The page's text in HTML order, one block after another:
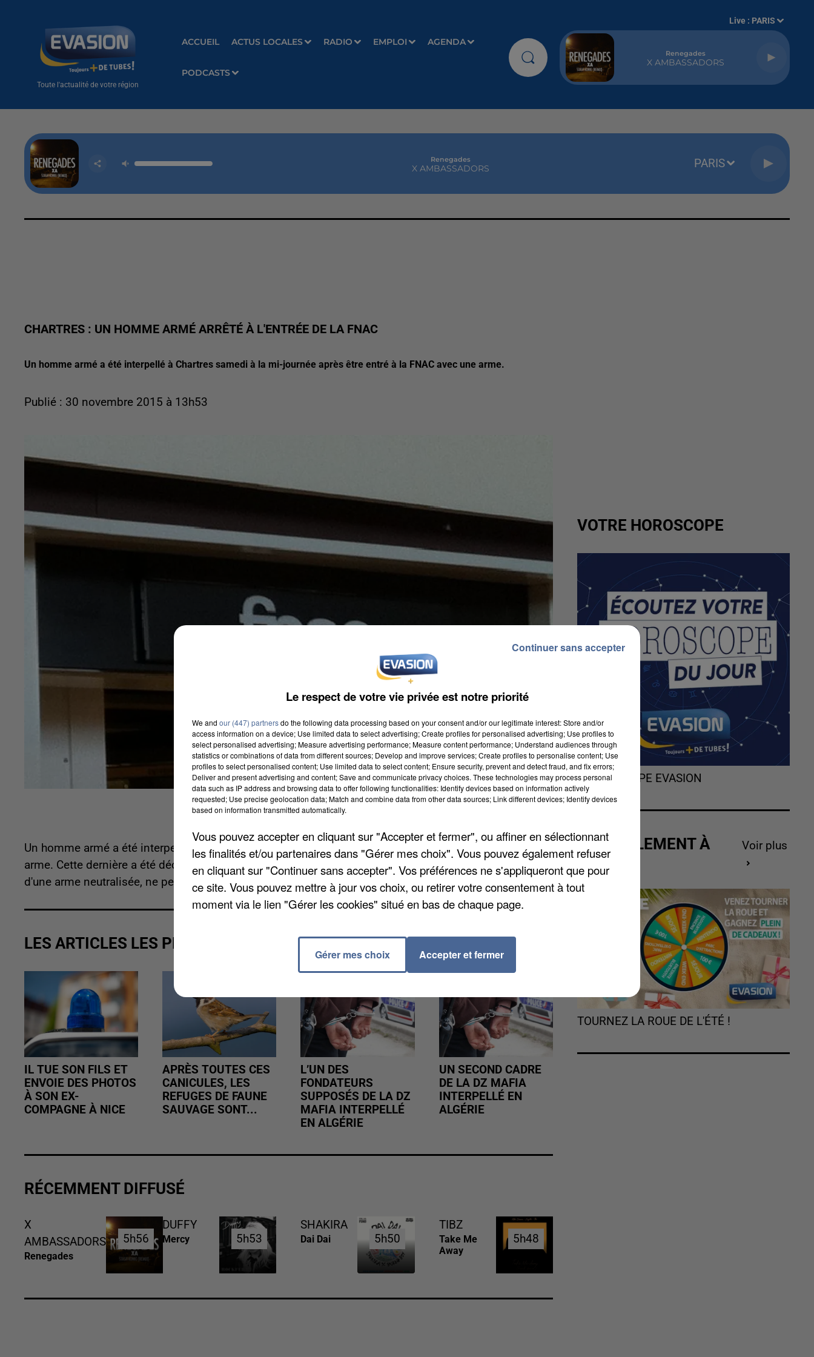
Toute l'actualité de votre région
ACCUEIL ACTUS LOCALES RADIO EMPLOI AGENDA
PODCASTS
Live : PARIS
Renegades
X AMBASSADORS
Renegades
X AMBASSADORS PARIS
CHARTRES : UN HOMME ARMÉ ARRÊTÉ À L'ENTRÉE DE LA FNAC
Un homme armé a été interpellé à Chartres samedi à la mi-journée après être entré à la FNAC avec une arme.
Publié : 30 novembre 2015 à 13h53
Un homme armé a été interpellé à Chartres samedi à la mi-journée après être entré à la FNAC avec une
arme. Cette dernière a été découverte lors d'une palpation par un agent de sécurité. Il s'agissait en fait
d'une arme neutralisée, ne permettant que de tirer des balles à blanc.
LES ARTICLES LES PLUS VUS
IL TUE SON FILS ET
ENVOIE DES PHOTOS
À SON EX-
COMPAGNE À NICE
APRÈS TOUTES CES
CANICULES, LES
REFUGES DE FAUNE
SAUVAGE SONT...
L’UN DES
FONDATEURS
SUPPOSÉS DE LA DZ
MAFIA INTERPELLÉ
EN ALGÉRIE
UN SECOND CADRE
DE LA DZ MAFIA
INTERPELLÉ EN
ALGÉRIE
RÉCEMMENT DIFFUSÉ
X
AMBASSADORS
Renegades
5h56
5h56
DUFFY
Mercy 5h53
5h53
SHAKIRA
Dai Dai 5h50
5h50
TIBZ
Take Me
Away
5h48
5h48
VOTRE HOROSCOPE
L'HOROSCOPE EVASION
ACTUELLEMENT À
GAGNER
Voir plus
TOURNEZ LA ROUE DE L'ÉTÉ !
Le respect de votre vie privée est notre priorité
We and our (447) partnersdo the following data processing based on your consent and/or our legitimate interest: Store and/or
access information on a device; Use limited data to select advertising; Create profiles for personalised advertising; Use profiles to
select personalised advertising; Measure advertising performance; Measure content performance; Understand audiences through
statistics or combinations of data from different sources; Develop and improve services; Create profiles to personalise content; Use
profiles to select personalised content; Use limited data to select content; Ensure security, prevent and detect fraud, and fix errors;
Deliver and present advertising and content; Save and communicate privacy choices. These technologies may process personal
data such as IP address and browsing data to offer following functionalities: Identify devices based on information actively
requested; Use precise geolocation data; Match and combine data from other data sources; Link different devices; Identify devices
based on information transmitted automatically.
Vous pouvez accepter en cliquant sur "Accepter et fermer", ou affiner en sélectionnant
les finalités et/ou partenaires dans "Gérer mes choix". Vous pouvez également refuser
en cliquant sur "Continuer sans accepter". Vos préférences ne s'appliqueront que pour
ce site. Vous pouvez mettre à jour vos choix, ou retirer votre consentement à tout
moment via le lien "Gérer les cookies" situé en bas de chaque page.
Gérer mes choix Accepter et fermer
Continuer sans accepter